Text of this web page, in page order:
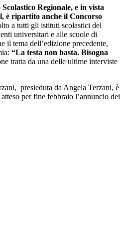
Regionale, e in vista
è ripartito anche il Concorso
a tutti gli istituti scolastici del
universitari e alle scuole di
il tema dell’edizione precedente,
“La testa non basta. Bisogna
tratta da una delle ultime interviste
presieduta da Angela Terzani, è
per fine febbraio l’annuncio dei